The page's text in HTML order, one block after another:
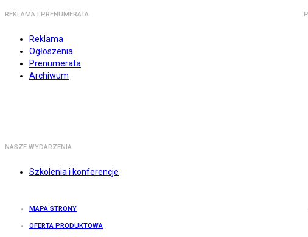
REKLAMA I PRENUMERATA
Reklama
Ogłoszenia
Prenumerata
Archiwum
NASZE WYDARZENIA
Szkolenia i konferencje
MAPA STRONY
OFERTA PRODUKTOWA